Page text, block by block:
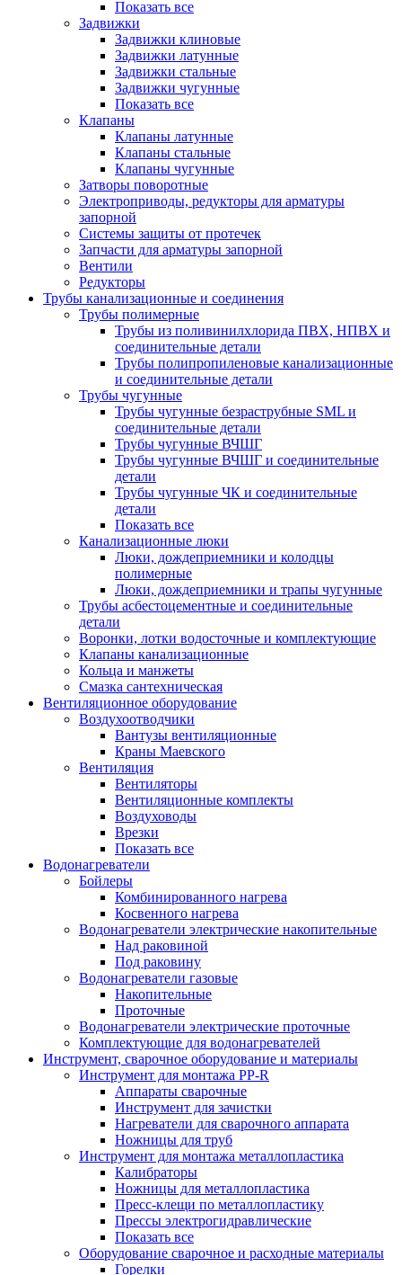
Показать все
Задвижки
Задвижки клиновые
Задвижки латунные
Задвижки стальные
Задвижки чугунные
Показать все
Клапаны
Клапаны латунные
Клапаны стальные
Клапаны чугунные
Затворы поворотные
Электроприводы, редукторы для арматуры
запорной
Системы защиты от протечек
Запчасти для арматуры запорной
Вентили
Редукторы
Трубы канализационные и соединения
Трубы полимерные
Трубы из поливинилхлорида ПВХ, НПВХ и
соединительные детали
Трубы полипропиленовые канализационные
и соединительные детали
Трубы чугунные
Трубы чугунные безраструбные SML и
соединительные детали
Трубы чугунные ВЧШГ
Трубы чугунные ВЧШГ и соединительные
детали
Трубы чугунные ЧК и соединительные
детали
Показать все
Канализационные люки
Люки, дождеприемники и колодцы
полимерные
Люки, дождеприемники и трапы чугунные
Трубы асбестоцементные и соединительные
детали
Воронки, лотки водосточные и комплектующие
Клапаны канализационные
Кольца и манжеты
Смазка сантехническая
Вентиляционное оборудование
Воздухоотводчики
Вантузы вентиляционные
Краны Маевского
Вентиляция
Вентиляторы
Вентиляционные комплекты
Воздуховоды
Врезки
Показать все
Водонагреватели
Бойлеры
Комбинированного нагрева
Косвенного нагрева
Водонагреватели электрические накопительные
Над раковиной
Под раковину
Водонагреватели газовые
Накопительные
Проточные
Водонагреватели электрические проточные
Комплектующие для водонагревателей
Инструмент, сварочное оборудование и материалы
Инструмент для монтажа PP-R
Аппараты сварочные
Инструмент для зачистки
Нагреватели для сварочного аппарата
Ножницы для труб
Инструмент для монтажа металлопластика
Калибраторы
Ножницы для металлопластика
Пресс-клещи по металлопластику
Прессы электрогидравлические
Показать все
Оборудование сварочное и расходные материалы
Горелки